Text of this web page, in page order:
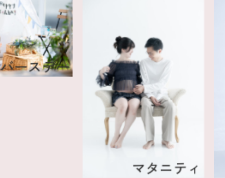
デー
マタニティ